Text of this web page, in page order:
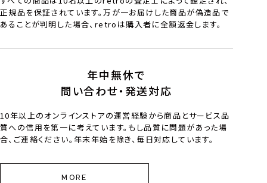
正規品を保証されています。万が一お届けした商品が偽造品で
あることが判明した場合、retroは購入者に全額返金します。
年中無休で
問い合わせ・発送対応
10年以上のオンラインストアの運営経験から商品とサービス品
質への信用を第一に考えています。もし品質に問題があった場
合、ご連絡ください。年末年始を除き、毎日対応しています。
MORE